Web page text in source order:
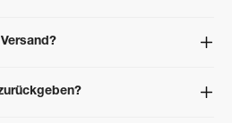
professionell geprüft und
Partnernetzwerk benötigen